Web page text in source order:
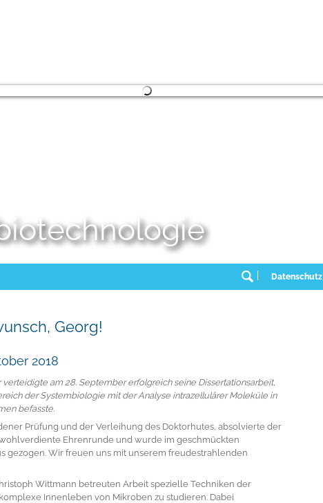
Datenschutz
Georg!
2018
verteidigte am 28. September erfolgreich seine Dissertationsarbeit,
der Systembiologie mit der Analyse intrazellulärer Moleküle in
befasste.
Prüfung und der Verleihung des Doktorhutes, absolvierte der
Ehrenrunde und wurde im geschmückten
gezogen. Wir freuen uns mit unserem freudestrahlenden
Wittmann betreuten Arbeit spezielle Techniken der
Innenleben von Mikroben zu studieren. Dabei